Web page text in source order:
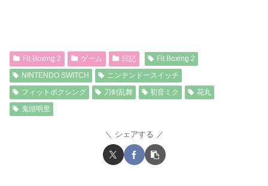
Fit Boxing 2 ゲーム 日記
Fit Boxing 2
NINTENDO SWITCH
ニンテンドースイッチ
フィットボクシング
刀剣乱舞 初音ミク
花丸
鬼頭明里
シェアする